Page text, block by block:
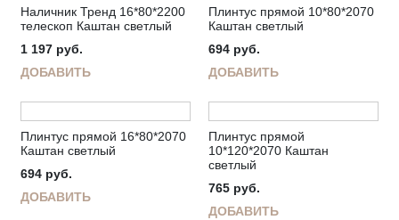
Наличник Тренд 16*80*2200
телескоп Каштан светлый
1 197 руб.
ДОБАВИТЬ
Плинтус прямой 10*80*2070
Каштан светлый
694 руб.
ДОБАВИТЬ
Плинтус прямой 16*80*2070
Каштан светлый
694 руб.
ДОБАВИТЬ
Плинтус прямой
10*120*2070 Каштан
светлый
765 руб.
ДОБАВИТЬ